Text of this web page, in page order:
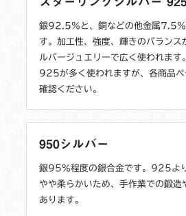
銀92.5％と、銅などの他金属7.5％
す。加工性、強度、輝きのバランス
ルバージュエリーで広く使われます
925が多く使われますが、各商品ペ
確認ください。
950シルバー
銀95％程度の銀合金です。925よ
やや柔らかいため、手作業での鍛造
あります。